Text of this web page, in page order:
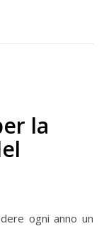
la
ogni anno un